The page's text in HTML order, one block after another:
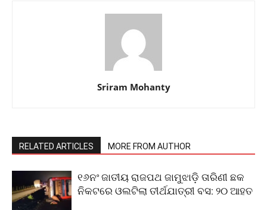
Sriram Mohanty
RELATED ARTICLES MORE FROM AUTHOR
୧୬ନଂ ଜାତୀୟ ରାଜପଥ ଜାମୁଝାଡ଼ି ତାରିଣୀ ଛକ
ନିକଟରେ ଓଲଟିଲା ତୀର୍ଥଯାତ୍ରୀ ବସ: ୨୦ ଆହତ